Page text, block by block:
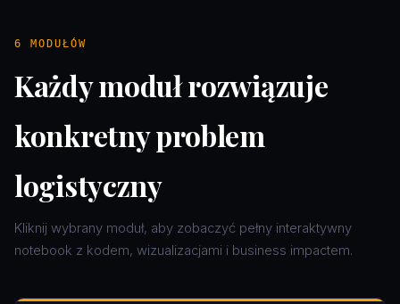
6 MODUŁÓW
Każdy moduł rozwiązuje
konkretny problem
logistyczny
Kliknij wybrany moduł, aby zobaczyć pełny interaktywny
notebook z kodem, wizualizacjami i business impactem.